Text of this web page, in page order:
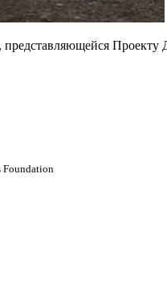
Foundation